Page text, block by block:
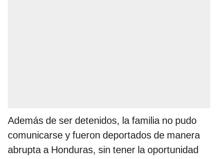
Además de ser detenidos, la familia no pudo
comunicarse y fueron deportados de manera
abrupta a Honduras, sin tener la oportunidad